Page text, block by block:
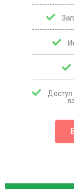
Доступ